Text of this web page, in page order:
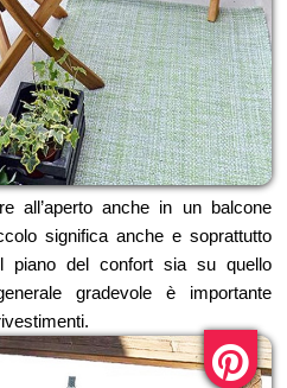
all’aperto anche in un balcone
significa anche e soprattutto
piano del confort sia su quello
gradevole è importante